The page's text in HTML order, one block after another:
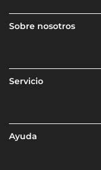
Sobre nosotros
Servicio
Ayuda